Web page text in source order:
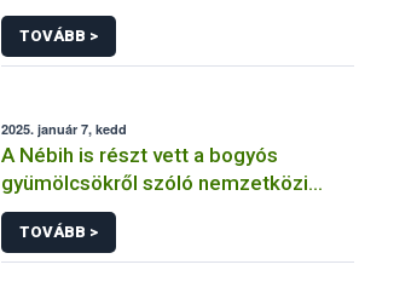
TOVÁBB >
2025. január 7, kedd
A Nébih is részt vett a bogyós
gyümölcsökről szóló nemzetközi
Berry Forumon Lengyelországban
TOVÁBB >